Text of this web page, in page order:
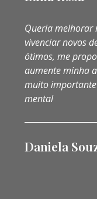
Queria melhorar
vivenciar novos
ótimos, me
aumente minha
muito
mental
Daniela